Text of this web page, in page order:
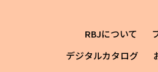
RBJについて
デジタルカタログ